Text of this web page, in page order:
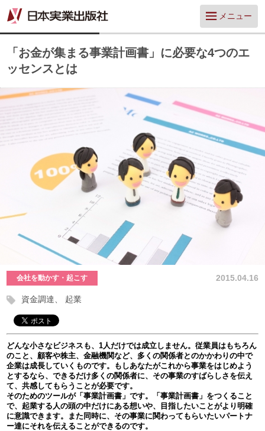
メニュー
「お金が集まる事業計画書」に必要な4つのエ
ッセンスとは
2015.04.16
会社を動かす・起こす
資金調達 起業
どんな小さなビジネスも、1人だけでは成立しません。従業員はもちろん
のこと、顧客や株主、金融機関など、多くの関係者とのかかわりの中で
企業は成長していくものです。もしあなたがこれから事業をはじめよう
とするなら、できるだけ多くの関係者に、その事業のすばらしさを伝え
て、共感してもらうことが必要です。
そのためのツールが「事業計画書」です。「事業計画書」をつくること
で、起業する人の頭の中だけにある想いや、目指したいことがより明確
に意識できます。また同時に、その事業に関わってもらいたいパートナ
ー達にそれを伝えることができるのです。